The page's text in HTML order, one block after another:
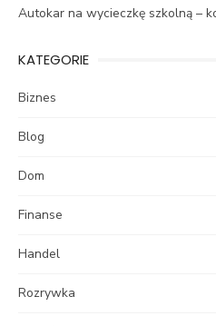
Autokar na wycieczkę szkolną –
KATEGORIE
Biznes
Blog
Dom
Finanse
Handel
Rozrywka